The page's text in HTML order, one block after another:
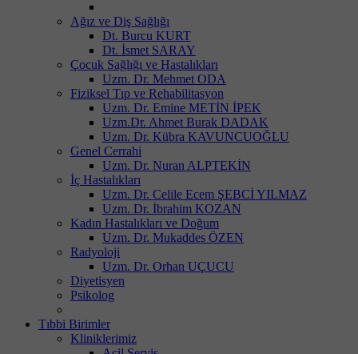
Ağız ve Diş Sağlığı
Dt. Burcu KURT
Dt. İsmet SARAY
Çocuk Sağlığı ve Hastalıkları
Uzm. Dr. Mehmet ODA
Fiziksel Tıp ve Rehabilitasyon
Uzm. Dr. Emine METİN İPEK
Uzm.Dr. Ahmet Burak DADAK
Uzm. Dr. Kübra KAVUNCUOĞLU
Genel Cerrahi
Uzm. Dr. Nuran ALPTEKİN
İç Hastalıkları
Uzm. Dr. Celile Ecem ŞEBCİ YILMAZ
Uzm. Dr. İbrahim KOZAN
Kadın Hastalıkları ve Doğum
Uzm. Dr. Mukaddes ÖZEN
Radyoloji
Uzm. Dr. Orhan UÇUCU
Diyetisyen
Psikolog
Tıbbi Birimler
Kliniklerimiz